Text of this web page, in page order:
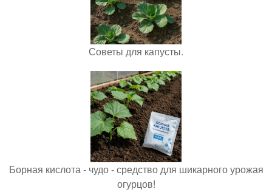
Советы для капусты.
Борная кислота - чудо - средство для шикарного урожая
огурцов!